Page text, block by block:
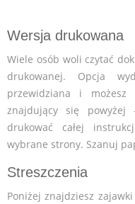
Wersja drukowana
Wiele osób woli czytać
drukowanej. Opcja
przewidziana i
znajdujący się powyżej
drukować całej
wybrane strony. Szanuj
Streszczenia
Poniżej znajdziesz